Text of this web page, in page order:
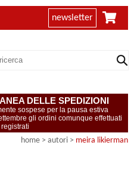
newsletter
DELLE SPEDIZIONI
sospese per la pausa estiva
gli ordini comunque effettuati
home > autori > meira likierman